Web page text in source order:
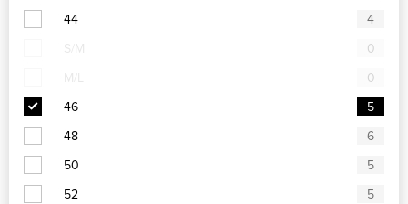
44
4
S/M
0
M/L
0
46
5
48
6
50
5
52
5